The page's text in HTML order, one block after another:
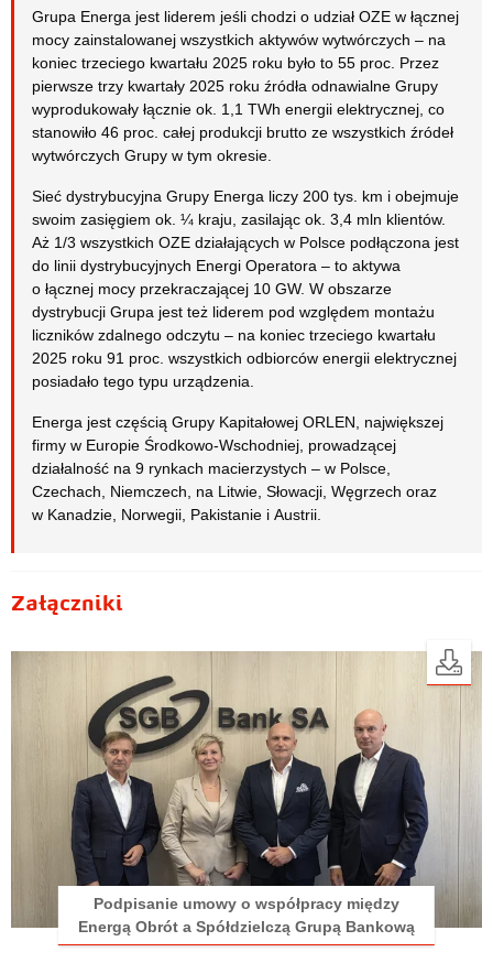
Grupa Energa jest liderem jeśli chodzi o udział OZE w łącznej
mocy zainstalowanej wszystkich aktywów wytwórczych – na
koniec trzeciego kwartału 2025 roku było to 55 proc. Przez
pierwsze trzy kwartały 2025 roku źródła odnawialne Grupy
wyprodukowały łącznie ok. 1,1 TWh energii elektrycznej, co
stanowiło 46 proc. całej produkcji brutto ze wszystkich źródeł
wytwórczych Grupy w tym okresie.
Sieć dystrybucyjna Grupy Energa liczy 200 tys. km i obejmuje
swoim zasięgiem ok. ¼ kraju, zasilając ok. 3,4 mln klientów.
Aż 1/3 wszystkich OZE działających w Polsce podłączona jest
do linii dystrybucyjnych Energi Operatora – to aktywa
o łącznej mocy przekraczającej 10 GW. W obszarze
dystrybucji Grupa jest też liderem pod względem montażu
liczników zdalnego odczytu – na koniec trzeciego kwartału
2025 roku 91 proc. wszystkich odbiorców energii elektrycznej
posiadało tego typu urządzenia.
Energa jest częścią Grupy Kapitałowej ORLEN, największej
firmy w Europie Środkowo-Wschodniej, prowadzącej
działalność na 9 rynkach macierzystych – w Polsce,
Czechach, Niemczech, na Litwie, Słowacji, Węgrzech oraz
w Kanadzie, Norwegii, Pakistanie i Austrii.
Załączniki
Podpisanie umowy o współpracy między
Energą Obrót a Spółdzielczą Grupą Bankową